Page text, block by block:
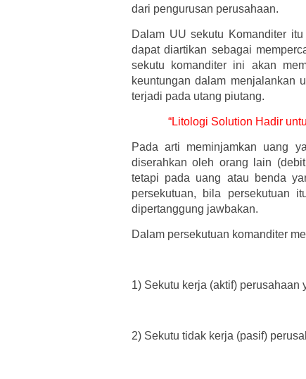
dari pengurusan perusahaan.
Dalam UU sekutu Komanditer
dapat diartikan sebagai
sekutu komanditer ini akan
keuntungan dalam menjalankan
terjadi pada utang piutang.
“Litologi Solution Hadir
Pada arti meminjamkan uang
diserahkan oleh orang lain
tetapi pada uang atau benda
persekutuan, bila persekutuan
dipertanggung jawbakan.
Dalam persekutuan komanditer
1) Sekutu kerja (aktif) perusahaan
2) Sekutu tidak kerja (pasif)